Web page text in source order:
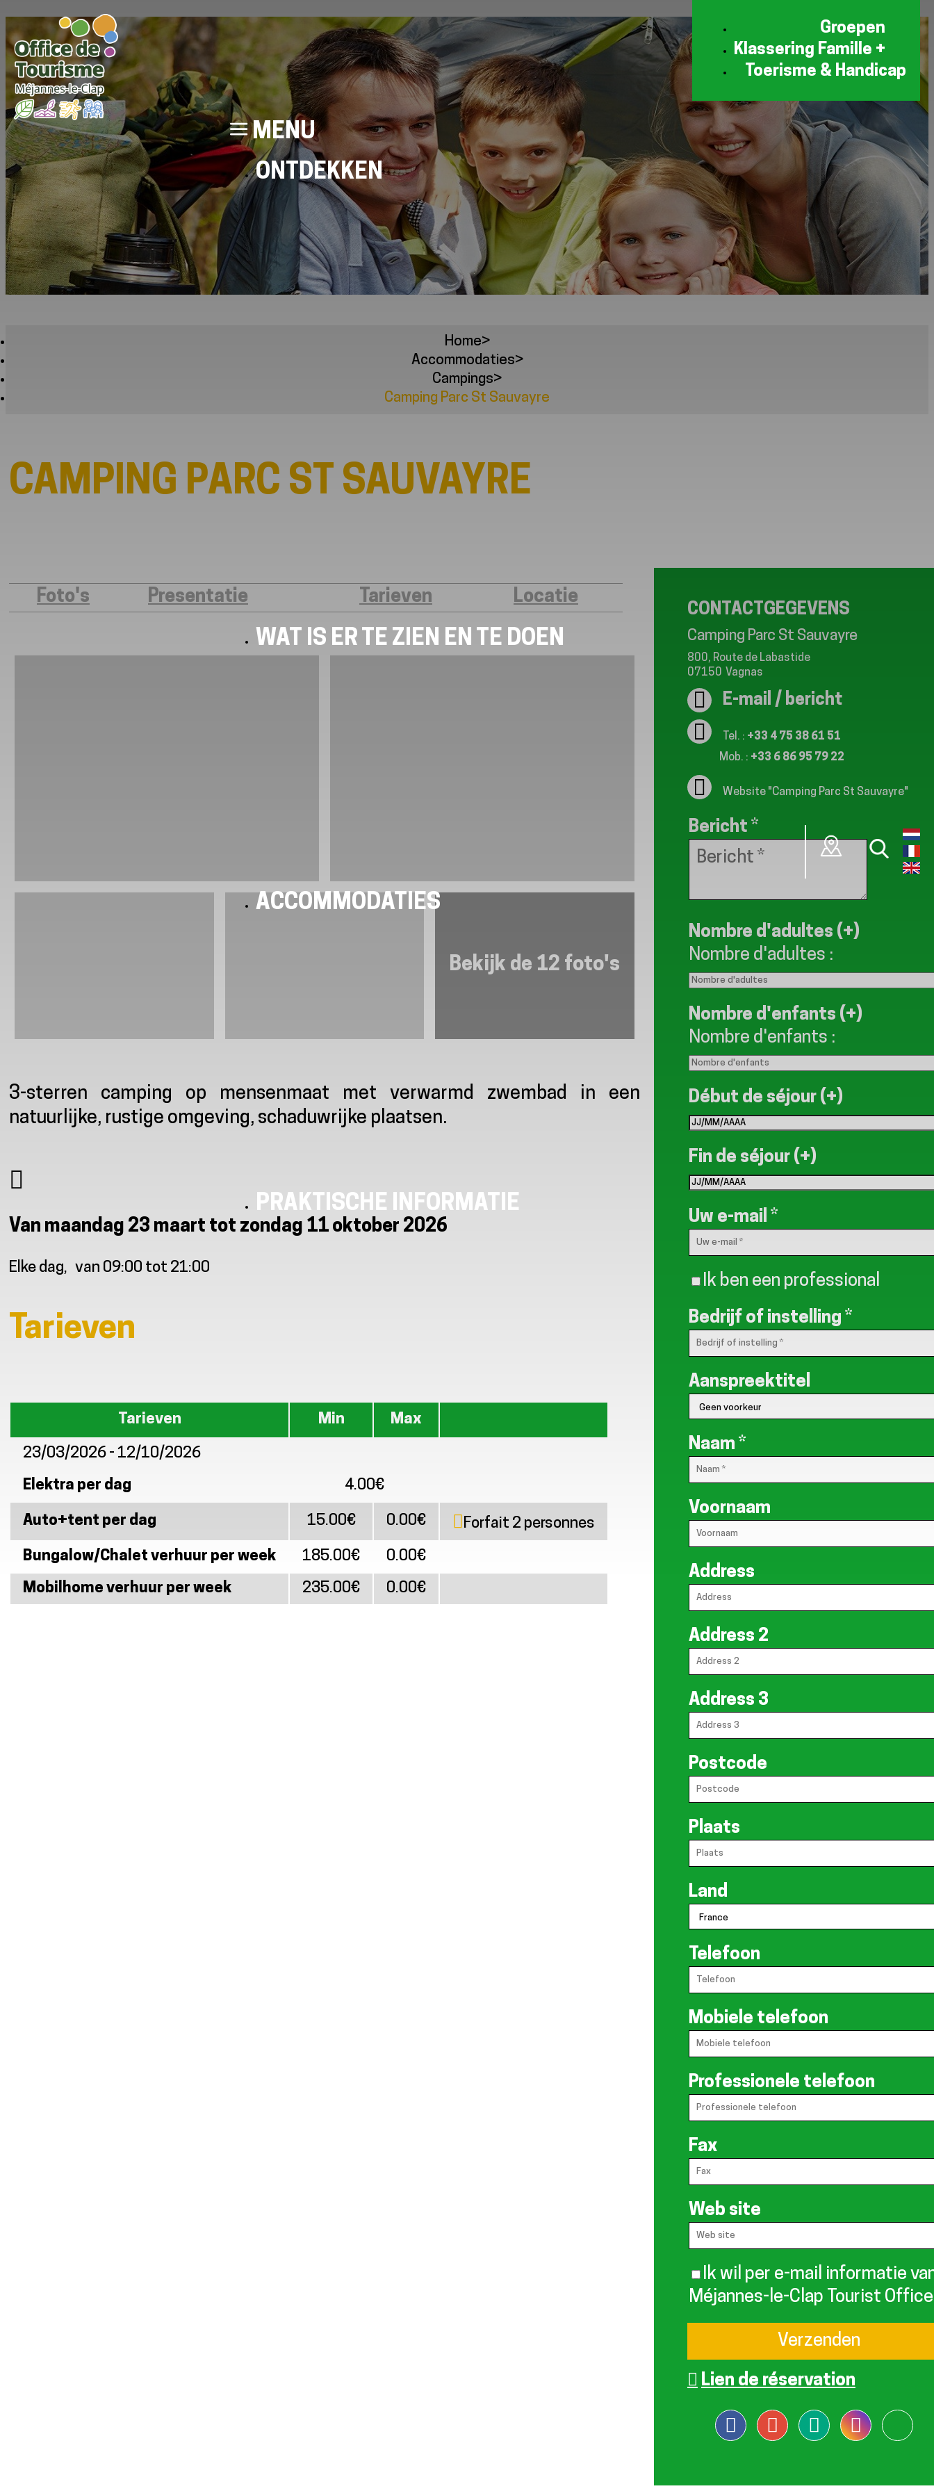
Groepen
Klassering Famille +
Toerisme & Handicap
MENU
ONTDEKKEN
WAT IS ER TE ZIEN EN TE DOEN
ACCOMMODATIES
PRAKTISCHE INFORMATIE
Home>
Accommodaties>
Campings>
Camping Parc St Sauvayre
CAMPING PARC ST SAUVAYRE
Foto's Presentatie Tarieven Locatie
Bekijk de 12 foto's
Presentatie
3-sterren camping op mensenmaat met verwarmd zwembad in een
natuurlijke, rustige omgeving, schaduwrijke plaatsen.
Van maandag 23 maart tot zondag 11 oktober 2026
Elke dag van 09:00 tot 21:00
Tarieven
Tarieven Min Max
23/03/2026 - 12/10/2026
Elektra per dag
4.00€
Auto+tent per dag 15.00€ 0.00€ Forfait 2 personnes
Bungalow/Chalet verhuur per week 185.00€
0.00€
Mobilhome verhuur per week
235.00€ 0.00€
CONTACTGEGEVENS
Camping Parc St Sauvayre
800, Route de Labastide
07150 Vagnas
E-mail / bericht
Tel. : +33 4 75 38 61 51
Mob. : +33 6 86 95 79 22
Website "Camping Parc St Sauvayre"
Bericht *
Nombre d'adultes (+)
Nombre d'adultes :
Nombre d'enfants (+)
Nombre d'enfants :
Début de séjour (+)
Fin de séjour (+)
Uw e-mail *
Ik ben een professional
Bedrijf of instelling *
Aanspreektitel
Naam *
Voornaam
Address
Address 2
Address 3
Postcode
Plaats
Land
Telefoon
Mobiele telefoon
Professionele telefoon
Fax
Web site
Ik wil per e-mail informatie
Méjannes-le-Clap Tourist Office
Lien de réservation